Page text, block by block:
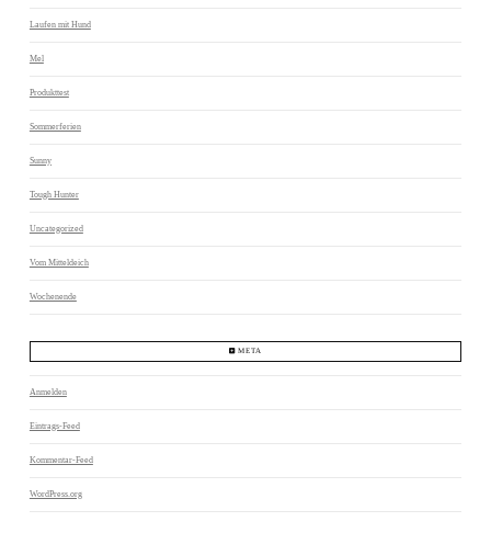
Laufen mit Hund
Mel
Produkttest
Sommerferien
Sunny
Tough Hunter
Uncategorized
Vom Mitteldeich
Wochenende
META
Anmelden
Eintrags-Feed
Kommentar-Feed
WordPress.org